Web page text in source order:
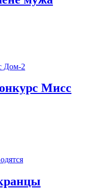
Мисс